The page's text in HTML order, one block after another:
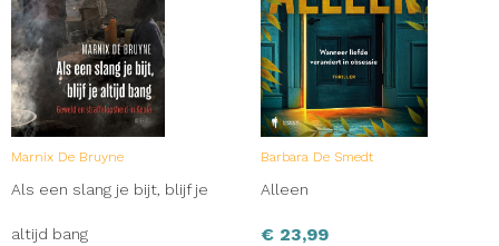
Marnix De Bruyne
Als een slang je bijt, blijf je
altijd bang
Barbara De Smedt
Alleen
€ 23,99